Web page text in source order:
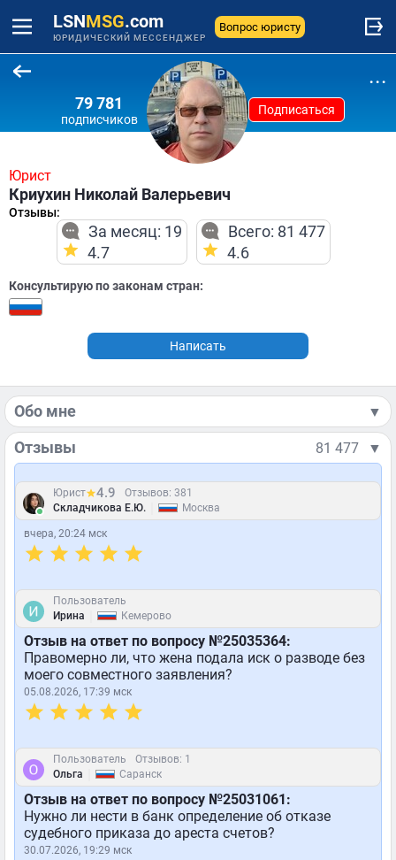
LSNMSG.com
ЮРИДИЧЕСКИЙ МЕССЕНДЖЕР
Вопрос юристу
79 781
подписчиков
Подписаться
...
Юрист
Криухин Николай Валерьевич
Отзывы:
За месяц: 19
4.7
Всего: 81 477
4.6
Консультирую по законам стран:
Написать
Обо мне ▼
Отзывы 81 477 ▼
Юрист 4.9
Отзывов: 381
Складчикова Е.Ю.
Москва
вчера, 20:24 мск
Пользователь
Ирина
Кемерово
Отзыв на ответ по вопросу №25035364:
Правомерно ли, что жена подала иск о разводе без
моего совместного заявления?
05.08.2026, 17:39 мск
Пользователь
Отзывов: 1
Ольга
Саранск
Отзыв на ответ по вопросу №25031061:
Нужно ли нести в банк определение об отказе
судебного приказа до ареста счетов?
30.07.2026, 19:29 мск